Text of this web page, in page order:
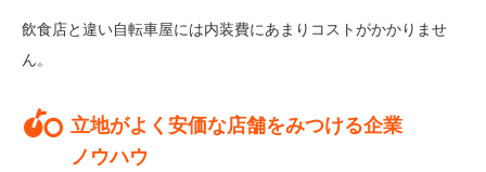
飲食店と違い自転車屋には内装費にあまりコストがかかりませ
ん。
立地がよく安価な店舗をみつける企業
ノウハウ